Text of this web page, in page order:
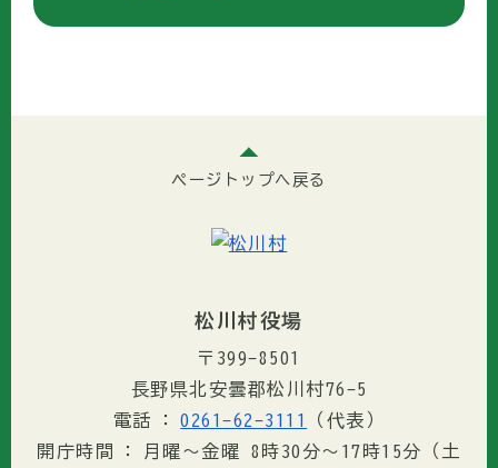
ページトップへ戻る
松川村役場
〒399-8501
長野県北安曇郡松川村76-5
電話
0261-62-3111
（代表）
開庁時間
月曜～金曜 8時30分〜17時15分（土